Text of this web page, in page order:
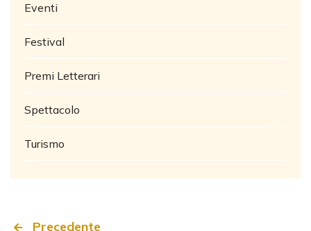
Eventi
Festival
Premi Letterari
Spettacolo
Turismo
Precedente